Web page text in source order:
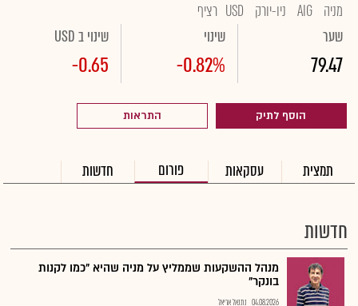
מניה AIG ניו-יורק USD רציף
שער
79.47
שינוי
-0.82%
שינוי ב USD
-0.65
הוסף לתיק התראות
תמצית עסקאות פורום חדשות
חדשות
מנהל ההשקעות שממליץ על מניה שהיא "כמו לקנות
בונקר"
04.08.2026 נתנאל אריאל